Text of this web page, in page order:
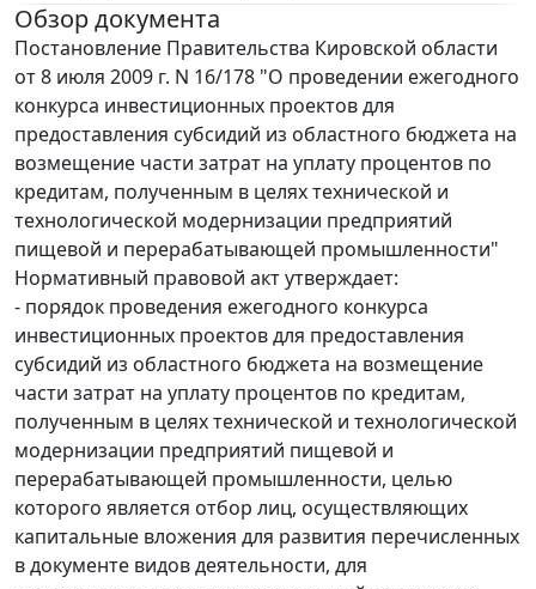
Обзор документа
Постановление Правительства Кировской области
от 8 июля 2009 г. N 16/178 "О проведении ежегодного
конкурса инвестиционных проектов для
предоставления субсидий из областного бюджета на
возмещение части затрат на уплату процентов по
кредитам, полученным в целях технической и
технологической модернизации предприятий
пищевой и перерабатывающей промышленности"
Нормативный правовой акт утверждает:
- порядок проведения ежегодного конкурса
инвестиционных проектов для предоставления
субсидий из областного бюджета на возмещение
части затрат на уплату процентов по кредитам,
полученным в целях технической и технологической
модернизации предприятий пищевой и
перерабатывающей промышленности, целью
которого является отбор лиц, осуществляющих
капитальные вложения для развития перечисленных
в документе видов деятельности, для